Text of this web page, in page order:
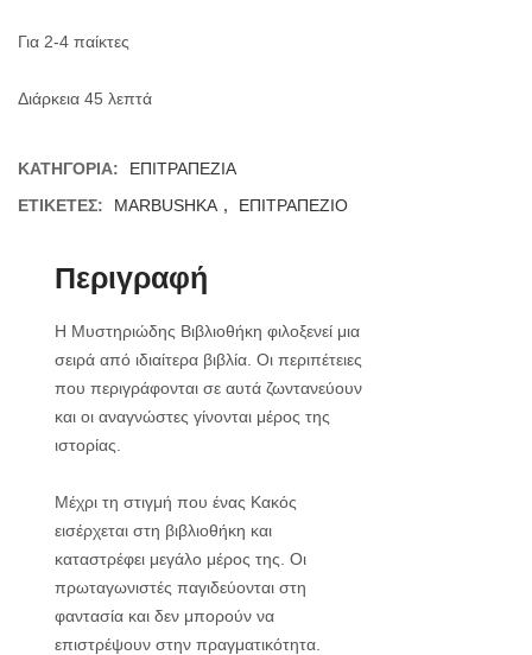
Για 2-4 παίκτες
Διάρκεια 45 λεπτά
ΚΑΤΗΓΟΡΊΑ:
ΕΠΙΤΡΑΠΕΖΙΑ
ΕΤΙΚΈΤΕΣ:
MARBUSHKA , ΕΠΙΤΡΑΠΕΖΙΟ
Περιγραφή
Η Μυστηριώδης Βιβλιοθήκη φιλοξενεί μια
σειρά από ιδιαίτερα βιβλία. Οι περιπέτειες
που περιγράφονται σε αυτά ζωντανεύουν
και οι αναγνώστες γίνονται μέρος της
ιστορίας.
Μέχρι τη στιγμή που ένας Κακός
εισέρχεται στη βιβλιοθήκη και
καταστρέφει μεγάλο μέρος της. Οι
πρωταγωνιστές παγιδεύονται στη
φαντασία και δεν μπορούν να
επιστρέψουν στην πραγματικότητα.